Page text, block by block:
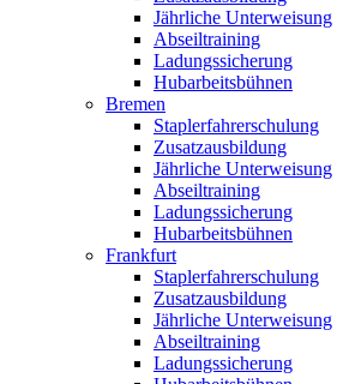
Jährliche Unterweisung
Abseiltraining
Ladungssicherung
Hubarbeitsbühnen
Bremen
Staplerfahrerschulung
Zusatzausbildung
Jährliche Unterweisung
Abseiltraining
Ladungssicherung
Hubarbeitsbühnen
Frankfurt
Staplerfahrerschulung
Zusatzausbildung
Jährliche Unterweisung
Abseiltraining
Ladungssicherung